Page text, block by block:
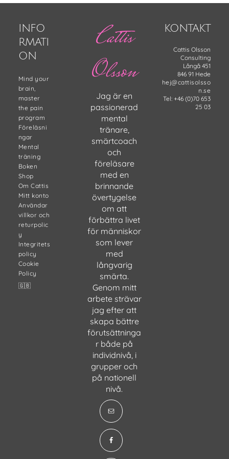
INFO
RMATI
ON
Mind your
brain,
master
the pain
program
Föreläsni
ngar
Mental
träning
Boken
Shop
Om Cattis
Mitt konto
Användar
villkor och
returpolic
y
Integritets
policy
Cookie
Policy
🇬🇧
Cattis
Olsson
Jag är en
passionerad
mental
tränare,
smärtcoach
och
föreläsare
med en
brinnande
övertygelse
om att
förbättra livet
för människor
som lever
med
långvarig
smärta.
Genom mitt
arbete strävar
jag efter att
skapa bättre
förutsättninga
r både på
individnivå, i
grupper och
på nationell
nivå.
KONTAKT
Cattis Olsson
Consulting
Långå 451
846 91 Hede
hej@cattisolsso
n.se
Tel: +46 (0)70 653
25 03